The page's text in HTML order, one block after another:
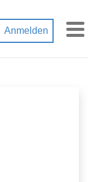
Anmelden